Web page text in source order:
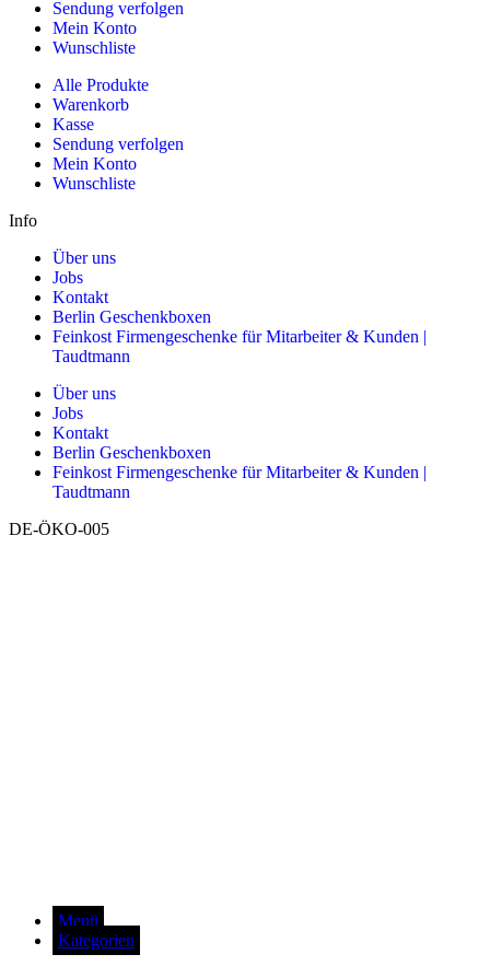
Sendung verfolgen
Mein Konto
Wunschliste
Alle Produkte
Warenkorb
Kasse
Sendung verfolgen
Mein Konto
Wunschliste
Info
Über uns
Jobs
Kontakt
Berlin Geschenkboxen
Feinkost Firmengeschenke für Mitarbeiter & Kunden |
Taudtmann
Über uns
Jobs
Kontakt
Berlin Geschenkboxen
Feinkost Firmengeschenke für Mitarbeiter & Kunden |
Taudtmann
DE-ÖKO-005
Menü
Kategorien